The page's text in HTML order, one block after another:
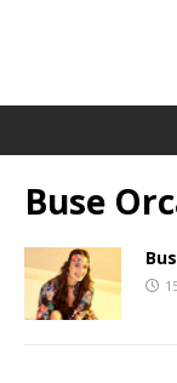
Buse